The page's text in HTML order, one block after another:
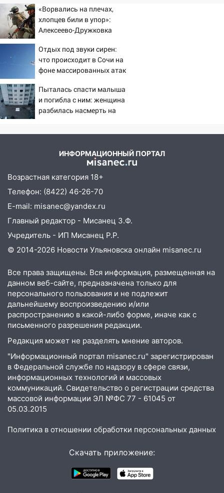
ДТП с мотоциклистом
20:22
Мошенники обманули 92-летнюю
жительницу Ульяновской области
19:14
Житель Ульяновской области
подвез троих незнакомцев на трассе и
заработал уголовное дело
18:14
Прогноз погоды на 6 августа в
Ульяновской области
большой фестиваль «Наше время»
августа после рабочего дня: список АЗС
17:05
Ульяновске задержали 19-летнюю
сообщницу мошенников
16:12 Едва не перерезал горло: в
Вешкайме посиделки с судимым
больницей
16:06 18-летняя девушка без прав
перевернулась на мопеде и попала в
больницу
15:59
Ульяновец отдал более 14
миллионов рублей за криминальное
покровительство
15:32 На «кольце» кроссовер сбил 18-
летнего мопедиста
15:00
В Ульяновске после тройного ДТП
госпитализировали 25-летнего байкера
14:32
На Ульяновскую область
подробности серьезной аварии на
«Ворвались на плечах,
хлопцев били в упор»:
Алексеево-Дружковка
«птах Мадьяра»
Отдых под звуки сирен:
что происходит в Сочи на
фоне массированных атак
Пыталась спасти малыша
и погибла с ним: женщина
разбилась насмерть на
ИНФОРМАЦИОННЫЙ ПОРТАЛ
Возрастная категория 18+
Телефон: (8422) 46-26-70
E-mail: misanec@yandex.ru
Главный редактор - Мисанец З.Ф.
Учредитель - ИП Мисанец Р.Р.
© 2014-2026 Новости Ульяновска онлайн misanec.ru
Все права защищены. Вся информация, размещенная на
данном веб-сайте, предназначена только для
персонального пользования и не подлежит
дальнейшему воспроизведению и/или
распространению в какой-либо форме, иначе как с
письменного разрешения редакции.
Редакция может не разделять мнение авторов.
"Информационный портал misanec.ru" зарегистрирован
в Федеральной службе по надзору в сфере связи,
информационных технологий и массовых
коммуникаций. Свидетельство о регистрации средства
массовой информации ЭЛ №ФС 77 - 61045 от
05.03.2015
Политика в отношении обработки персональных данных
Скачать приложение: